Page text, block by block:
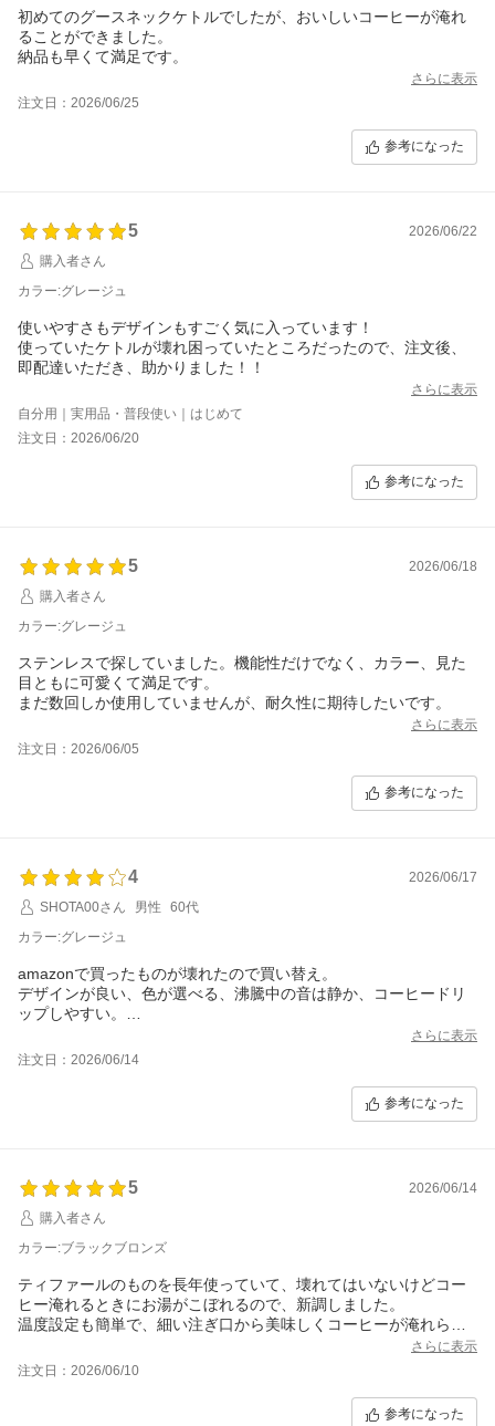
初めてのグースネックケトルでしたが、おいしいコーヒーが淹れ
ることができました。
納品も早くて満足です。
さらに表示
注文日：2026/06/25
参考になった
5
2026/06/22
購入者さん
カラー:グレージュ
使いやすさもデザインもすごく気に入っています！
使っていたケトルが壊れ困っていたところだったので、注文後、
即配達いただき、助かりました！！
さらに表示
自分用｜実用品・普段使い｜はじめて
注文日：2026/06/20
参考になった
5
2026/06/18
購入者さん
カラー:グレージュ
ステンレスで探していました。機能性だけでなく、カラー、見た
目ともに可愛くて満足です。
まだ数回しか使用していませんが、耐久性に期待したいです。
さらに表示
注文日：2026/06/05
参考になった
4
2026/06/17
SHOTA00さん
男性
60代
カラー:グレージュ
amazonで買ったものが壊れたので買い替え。
デザインが良い、色が選べる、沸騰中の音は静か、コーヒードリ
ップしやすい。
1つだけ欠点というか、電源コードがものすごく短くてコンセント
に届かなかった。
キッチンで使うのだからコンセントが遠いケースも考えてほしか
さらに表示
注文日：2026/06/14
参考になった
5
2026/06/14
購入者さん
カラー:ブラックブロンズ
ティファールのものを長年使っていて、壊れてはいないけどコー
ヒー淹れるときにお湯がこぼれるので、新調しました。
温度設定も簡単で、細い注ぎ口から美味しくコーヒーが淹れられ
ブロンズの金具がシルバーだったら最高。
さらに表示
注文日：2026/06/10
参考になった